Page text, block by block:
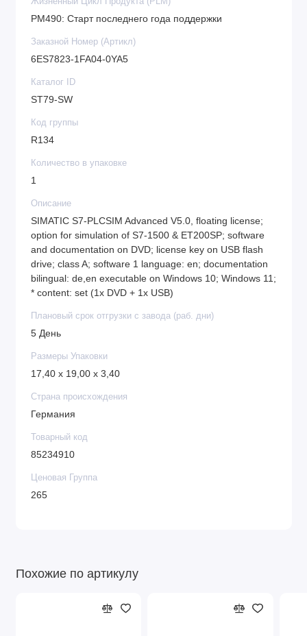
PM490: Старт последнего года поддержки
Заказной Номер (Артикл)
6ES7823-1FA04-0YA5
Каталог ID
ST79-SW
Код группы
R134
Количество в упаковке
1
Описание
SIMATIC S7-PLCSIM Advanced V5.0, floating license;
option for simulation of S7-1500 & ET200SP; software
and documentation on DVD; license key on USB flash
drive; class A; software 1 language: en; documentation
bilingual: de,en executable on Windows 10; Windows 11;
* content: set (1x DVD + 1x USB)
Плановый срок отгрузки с завода (раб. дни)
5 День
Размеры Упаковки
17,40 x 19,00 x 3,40
Страна происхождения
Германия
Товарный код
85234910
Ценовая Группа
265
Похожие по артикулу